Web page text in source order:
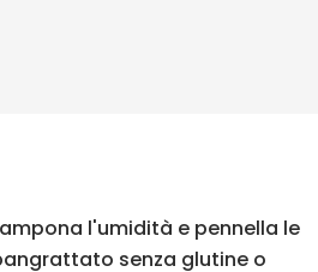
l'umidità e pennella le
senza glutine o